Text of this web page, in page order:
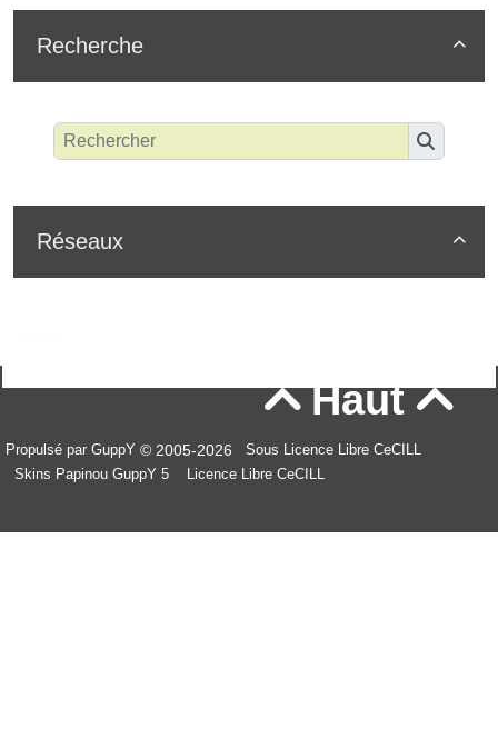

Recherche

Réseaux
Haut
Propulsé par GuppY © 2005-2026
Sous Licence Libre CeCILL
Skins Papinou GuppY 5
Licence Libre CeCILL